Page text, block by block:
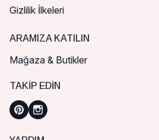
Gizlilik İlkeleri
ARAMIZA KATILIN
Mağaza & Butikler
TAKIP EDIN